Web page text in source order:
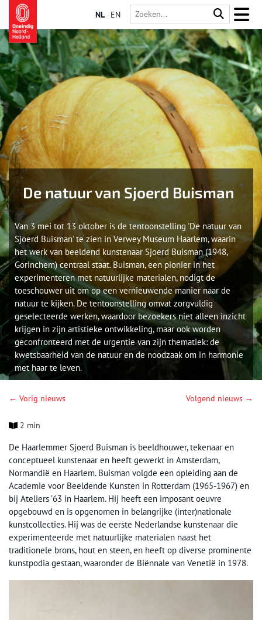
NL EN
De natuur van Sjoerd Buisman
Van 3 mei tot 13 oktober is de tentoonstelling 'De natuur van
Sjoerd Buisman' te zien in Verwey Museum Haarlem, waarin
het werk van beeldend kunstenaar Sjoerd Buisman (1948,
Gorinchem) centraal staat. Buisman, een pionier in het
experimenteren met natuurlijke materialen, nodigt de
toeschouwer uit om op een vernieuwende manier naar de
natuur te kijken. De tentoonstelling omvat zorgvuldig
geselecteerde werken, waardoor bezoekers niet alleen inzicht
krijgen in zijn artistieke ontwikkeling, maar ook worden
geconfronteerd met de urgentie van zijn thematiek: de
kwetsbaarheid van de natuur en de noodzaak om in harmonie
met haar te leven.
← Vorig nieuws Volgend nieuws →
2 min
De Haarlemmer Sjoerd Buisman is beeldhouwer, tekenaar en
conceptueel kunstenaar en heeft gewerkt in Amsterdam,
Normandië en Haarlem. Buisman volgde een opleiding aan de
Academie voor Beeldende Kunsten in Rotterdam (1965-1967) en
bij Ateliers ’63 in Haarlem. Hij heeft een imposant oeuvre
opgebouwd en is opgenomen in belangrijke (inter)nationale
kunstcollecties. Hij was de eerste Nederlandse kunstenaar die
experimenteerde met natuurlijke materialen naast het
traditionele brons, hout en steen, en heeft op diverse prominente
kunstpodia gestaan, waaronder de Biënnale van Venetië in 1978.